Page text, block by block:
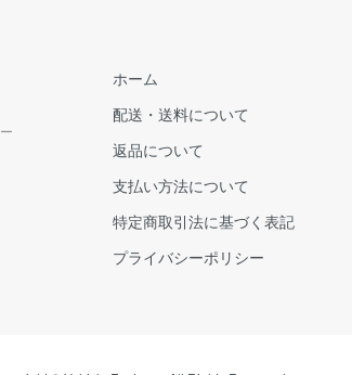
ホーム
配送・送料について
返品について
支払い方法について
特定商取引法に基づく表記
プライバシーポリシー